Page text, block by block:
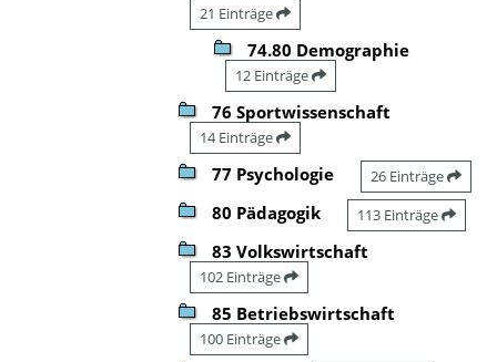
21 Einträge
74.80 Demographie
12 Einträge
76 Sportwissenschaft
14 Einträge
77 Psychologie 26 Einträge
80 Pädagogik 113 Einträge
83 Volkswirtschaft
102 Einträge
85 Betriebswirtschaft
100 Einträge